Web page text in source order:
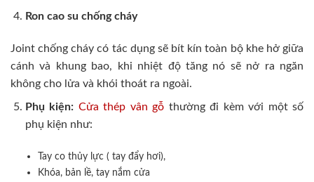
Ron cao su chống cháy
Joint chống cháy có tác dụng sẽ bít kín toàn bộ khe hở giữa
cánh và khung bao, khi nhiệt độ tăng nó sẽ nở ra ngăn
không cho lửa và khói thoát ra ngoài.
Phụ kiện: Cửa thép vân gỗ thường đi kèm với một số
phụ kiện như:
Tay co thủy lực ( tay đẩy hơi),
Khóa, bản lề, tay nắm cửa